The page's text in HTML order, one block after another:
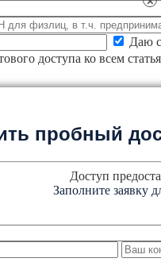
Даю
доступа ко всем
пробный
Доступ
Заполните заявку